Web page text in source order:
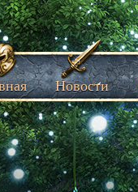
Новости